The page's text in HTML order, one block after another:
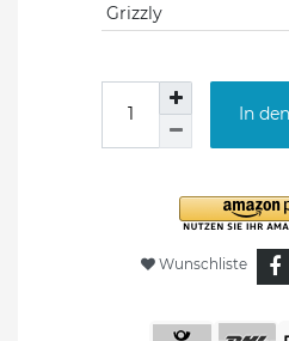
Grizzly
In
Wunschliste